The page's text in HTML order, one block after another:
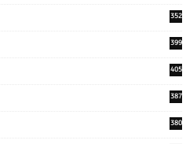
352
399
405
387
380